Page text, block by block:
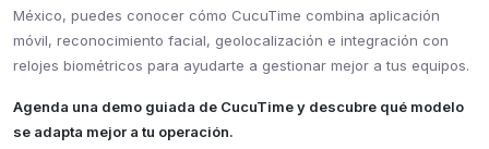
México, puedes conocer cómo CucuTime combina aplicación
móvil, reconocimiento facial, geolocalización e integración con
relojes biométricos para ayudarte a gestionar mejor a tus equipos.
Agenda una demo guiada de CucuTime y descubre qué modelo
se adapta mejor a tu operación.